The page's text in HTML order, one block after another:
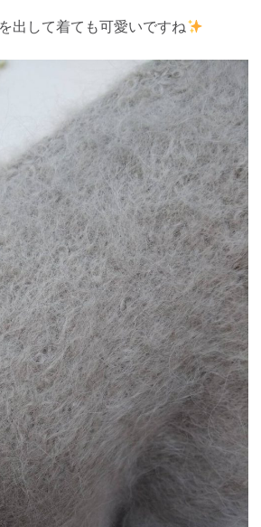
出して着ても可愛いですね